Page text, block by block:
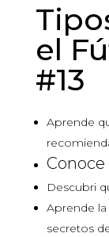
el
#13
Aprende
Descubri
Aprende
secretos